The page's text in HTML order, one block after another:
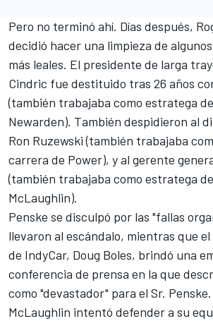
Pero no terminó ahí. Días después,
decidió hacer una limpieza de
más leales. El presidente de larga
Cindric fue destituido tras 26 años
(también trabajaba como estratega
Newarden). También despidieron al
Ron Ruzewski (también trabajaba
carrera de Power), y al gerente
(también trabajaba como estratega
McLaughlin).
Penske se disculpó por las "fallas
llevaron al escándalo, mientras que
de IndyCar, Doug Boles, brindó una
conferencia de prensa en la que
como "devastador" para el Sr. Penske.
McLaughlin intentó defender a su